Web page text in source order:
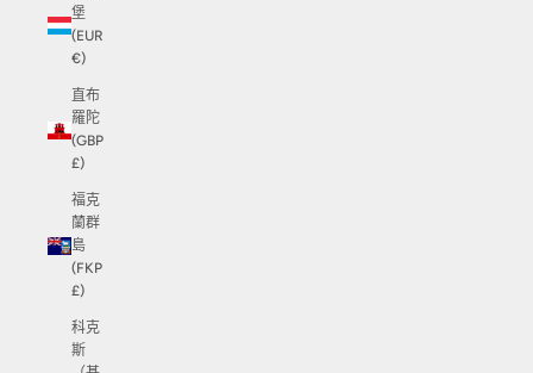
堡
(EUR
€)
直布
羅陀
(GBP
£)
福克
蘭群
島
(FKP
£)
科克
斯